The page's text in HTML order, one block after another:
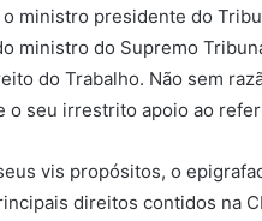
ministro presidente do
ministro do Supremo
do Trabalho. Não sem
o seu irrestrito apoio ao
vis propósitos, o
direitos contidos na